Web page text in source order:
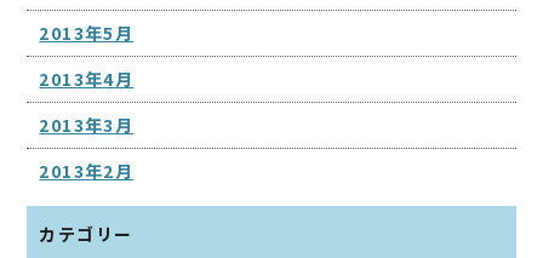
2013年5月
2013年4月
2013年3月
2013年2月
カテゴリー